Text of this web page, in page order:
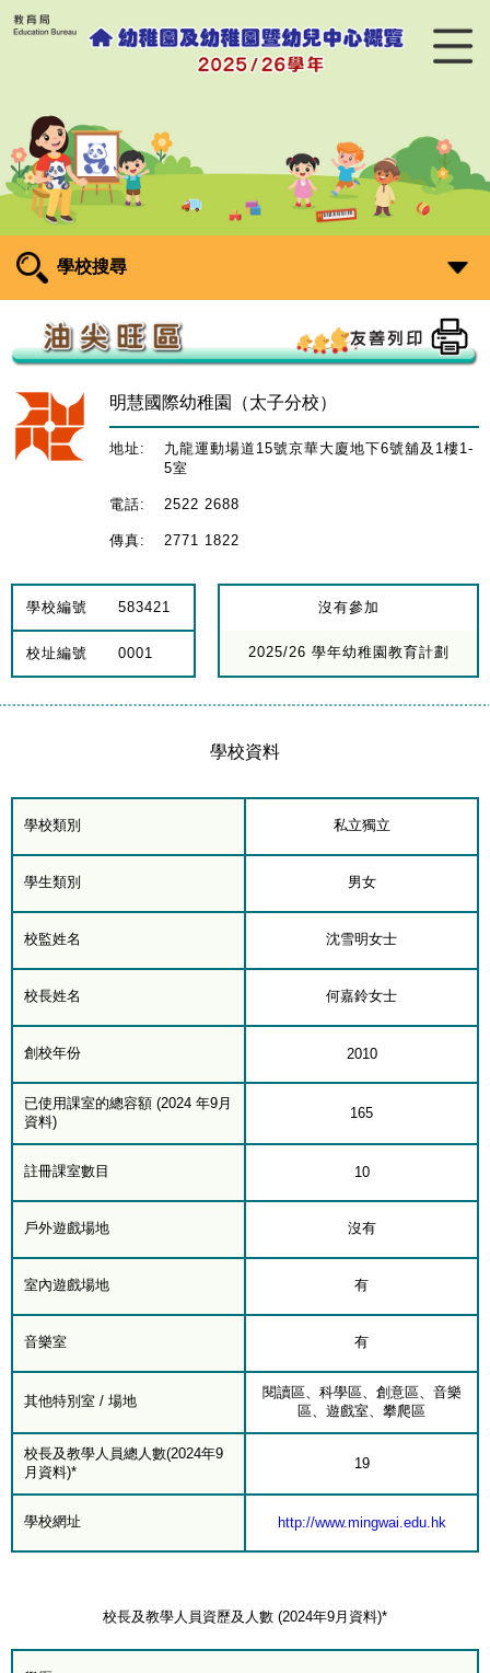
學校搜尋
明慧國際幼稚園（太子分校）
地址:
九龍運動場道15號京華大廈地下6號舖及1樓1-
5室
電話: 2522 2688
傳真: 2771 1822
學校編號 583421
校址編號 0001
沒有參加
2025/26 學年幼稚園教育計劃
學校資料
學校類別 私立獨立
學生類別 男女
校監姓名 沈雪明女士
校長姓名 何嘉鈴女士
創校年份 2010
已使用課室的總容額 (2024 年9月
資料)
165
註冊課室數目 10
戶外遊戲場地 沒有
室內遊戲場地 有
音樂室 有
其他特別室 / 場地
閱讀區、科學區、創意區、音樂
區、遊戲室、攀爬區
校長及教學人員總人數(2024年9
月資料)*
19
學校網址 http://www.mingwai.edu.hk
校長及教學人員資歷及人數 (2024年9月資料)*